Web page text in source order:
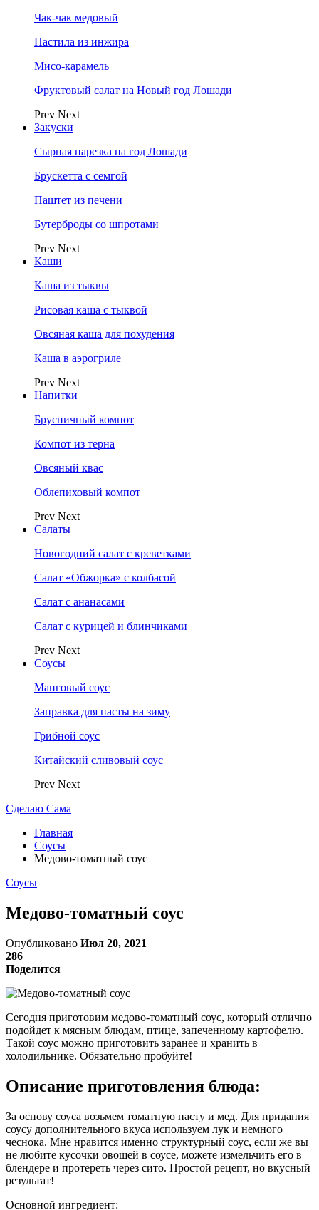
Чак-чак медовый
Пастила из инжира
Мисо-карамель
Фруктовый салат на Новый год Лошади
Prev Next
Закуски
Сырная нарезка на год Лошади
Брускетта с семгой
Паштет из печени
Бутерброды со шпротами
Prev Next
Каши
Каша из тыквы
Рисовая каша с тыквой
Овсяная каша для похудения
Каша в аэрогриле
Prev Next
Напитки
Брусничный компот
Компот из терна
Овсяный квас
Облепиховый компот
Prev Next
Салаты
Новогодний салат с креветками
Салат «Обжорка» с колбасой
Салат с ананасами
Салат с курицей и блинчиками
Prev Next
Соусы
Манговый соус
Заправка для пасты на зиму
Грибной соус
Китайский сливовый соус
Prev Next
Сделаю Сама
Главная
Соусы
Медово-томатный соус
Соусы
Медово-томатный соус
Опубликовано Июл 20, 2021
286
Поделится
Сегодня приготовим медово-томатный соус, который отлично
подойдет к мясным блюдам, птице, запеченному картофелю.
Такой соус можно приготовить заранее и хранить в
холодильнике. Обязательно пробуйте!
Описание приготовления блюда:
За основу соуса возьмем томатную пасту и мед. Для придания
соусу дополнительного вкуса используем лук и немного
чеснока. Мне нравится именно структурный соус, если же вы
не любите кусочки овощей в соусе, можете измельчить его в
блендере и протереть через сито. Простой рецепт, но вкусный
результат!
Основной ингредиент: